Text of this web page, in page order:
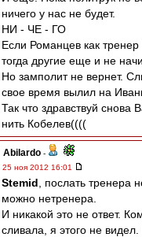
ничего у нас не будет.
НИ - ЧЕ - ГО
Если Романцев как тренер
тогда другие еще и не
Но замполит не вернет.
свое время вылил на
Так что здравствуй снова
нить Кобелев((((
Abilardo -
25 ноя 2012 16:01
Stemid , послать тренера
можно нетренера.
И никакой это не ответ.
сливала, я этого не видел.